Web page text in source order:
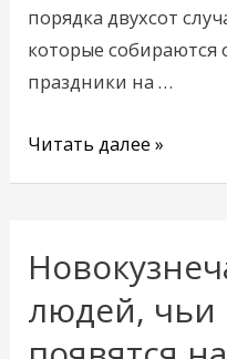
порядка двухсот
которые собираются
праздники на …
Читать далее »
людей, чьи
Новокузнечане
выбирают
людей,